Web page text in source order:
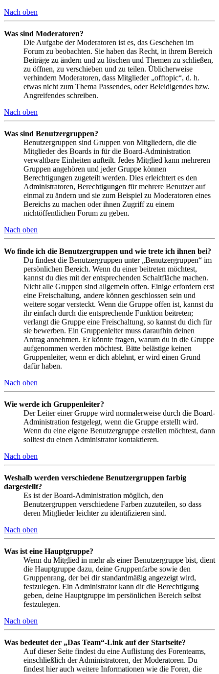
Nach oben
Was sind Moderatoren?
Die Aufgabe der Moderatoren ist es, das Geschehen im
Forum zu beobachten. Sie haben das Recht, in ihrem Bereich
Beiträge zu ändern und zu löschen und Themen zu schließen,
zu öffnen, zu verschieben und zu teilen. Üblicherweise
verhindern Moderatoren, dass Mitglieder „offtopic“, d. h.
etwas nicht zum Thema Passendes, oder Beleidigendes bzw.
Angreifendes schreiben.
Nach oben
Was sind Benutzergruppen?
Benutzergruppen sind Gruppen von Mitgliedern, die die
Mitglieder des Boards in für die Board-Administration
verwaltbare Einheiten aufteilt. Jedes Mitglied kann mehreren
Gruppen angehören und jeder Gruppe können
Berechtigungen zugeteilt werden. Dies erleichtert es den
Administratoren, Berechtigungen für mehrere Benutzer auf
einmal zu ändern und sie zum Beispiel zu Moderatoren eines
Bereichs zu machen oder ihnen Zugriff zu einem
nichtöffentlichen Forum zu geben.
Nach oben
Wo finde ich die Benutzergruppen und wie trete ich ihnen bei?
Du findest die Benutzergruppen unter „Benutzergruppen“ im
persönlichen Bereich. Wenn du einer beitreten möchtest,
kannst du dies mit der entsprechenden Schaltfläche machen.
Nicht alle Gruppen sind allgemein offen. Einige erfordern erst
eine Freischaltung, andere können geschlossen sein und
weitere sogar versteckt. Wenn die Gruppe offen ist, kannst du
ihr einfach durch die entsprechende Funktion beitreten;
verlangt die Gruppe eine Freischaltung, so kannst du dich für
sie bewerben. Ein Gruppenleiter muss daraufhin deinen
Antrag annehmen. Er könnte fragen, warum du in die Gruppe
aufgenommen werden möchtest. Bitte belästige keinen
Gruppenleiter, wenn er dich ablehnt, er wird einen Grund
dafür haben.
Nach oben
Wie werde ich Gruppenleiter?
Der Leiter einer Gruppe wird normalerweise durch die Board-
Administration festgelegt, wenn die Gruppe erstellt wird.
Wenn du eine eigene Benutzergruppe erstellen möchtest, dann
solltest du einen Administrator kontaktieren.
Nach oben
Weshalb werden verschiedene Benutzergruppen farbig
dargestellt?
Es ist der Board-Administration möglich, den
Benutzergruppen verschiedene Farben zuzuteilen, so dass
deren Mitglieder leichter zu identifizieren sind.
Nach oben
Was ist eine Hauptgruppe?
Wenn du Mitglied in mehr als einer Benutzergruppe bist, dient
die Hauptgruppe dazu, deine Gruppenfarbe sowie den
Gruppenrang, der bei dir standardmäßig angezeigt wird,
festzulegen. Ein Administrator kann dir die Berechtigung
geben, deine Hauptgruppe im persönlichen Bereich selbst
festzulegen.
Nach oben
Was bedeutet der „Das Team“-Link auf der Startseite?
Auf dieser Seite findest du eine Auflistung des Forenteams,
einschließlich der Administratoren, der Moderatoren. Du
findest hier auch weitere Informationen wie die Foren, die